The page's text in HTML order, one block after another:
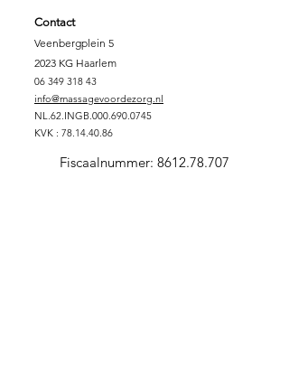
Contact
Veenbergplein 5
2023 KG Haarlem
06 349 318 43
info@massagevoordezorg.nl
NL.62.INGB.000.690.0745
KVK : 78.14.40.86
Fiscaalnummer: 8612.78.707